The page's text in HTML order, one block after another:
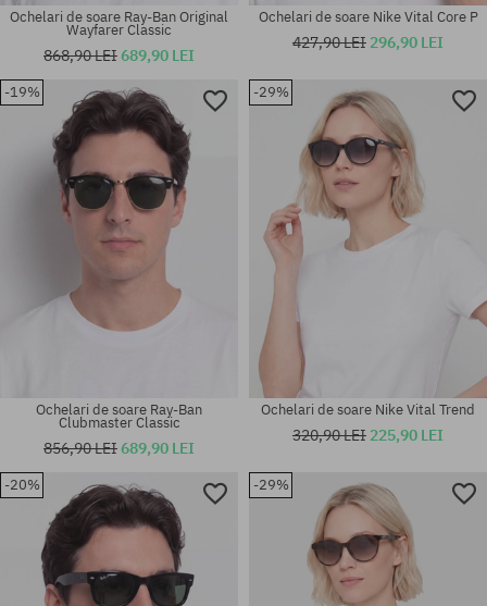
Mărimi existente:
mărime universală
Mărimi existente:
Ochelari de soare Ray-Ban Original
Wayfarer Classic
868,90 LEI689,90 LEI
mărime universală
Ochelari de soare Nike Vital Core P
427,90 LEI 296,90 LEI
-19%
Ochelari de soare Ray-Ban
Clubmaster Classic
856,90 LEI689,90 LEI
-29%
Ochelari de soare Nike Vital Trend
320,90 LEI 225,90 LEI
-20% -29%